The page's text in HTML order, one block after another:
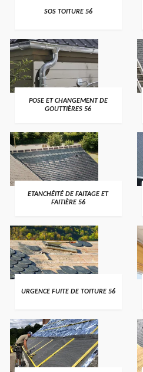
>
SOS TOITURE 56
>
POSE ET CHANGEMENT DE
GOUTTIÈRES 56
>
ETANCHÉITÉ DE FAITAGE ET
FAITIÈRE 56
>
URGENCE FUITE DE TOITURE 56